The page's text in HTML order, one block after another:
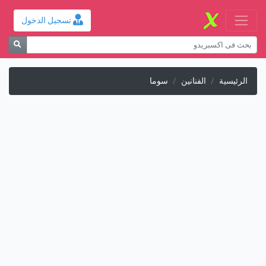
تسجيل الدخول
الرئيسية الفنانين سوما